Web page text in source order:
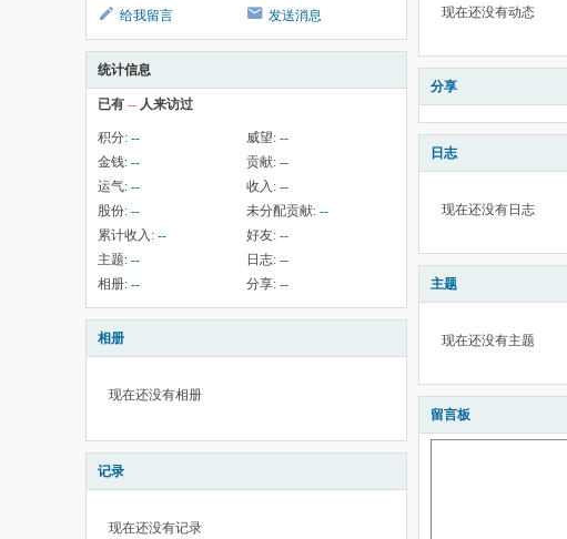
给我留言
发送消息
统计信息
已有 -- 人来访过
积分: -- 威望: --
金钱: -- 贡献: --
运气: -- 收入: --
股份: -- 未分配贡献: --
累计收入: -- 好友: --
主题: -- 日志: --
相册: -- 分享: --
相册
现在还没有相册
记录
现在还没有记录
现在还没有动态
分享
日志
现在还没有日志
主题
现在还没有主题
留言板